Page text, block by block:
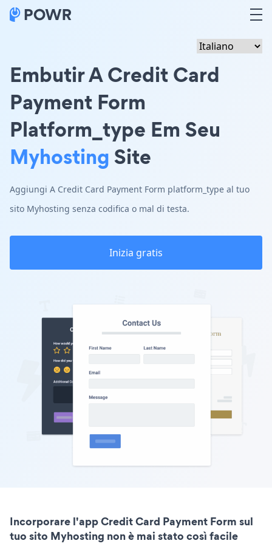
Embutir A Credit Card
Payment Form
Platform_type Em Seu
MyhostingSite
Aggiungi A Credit Card Payment Form platform_type al tuo
sito Myhosting senza codifica o mal di testa.
Inizia gratis
Incorporare l'app Credit Card Payment Form sul
tuo sito Myhosting non è mai stato così facile